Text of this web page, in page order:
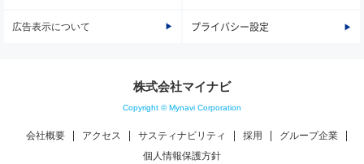
広告表示について プライバシー設定
株式会社マイナビ
Copyright © Mynavi Corporation
会社概要 アクセス サスティナビリティ 採用
グループ企業
個人情報保護方針